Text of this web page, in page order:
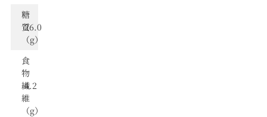
糖
質
（g）
26.0
食
物
繊
維
（g）
4.2